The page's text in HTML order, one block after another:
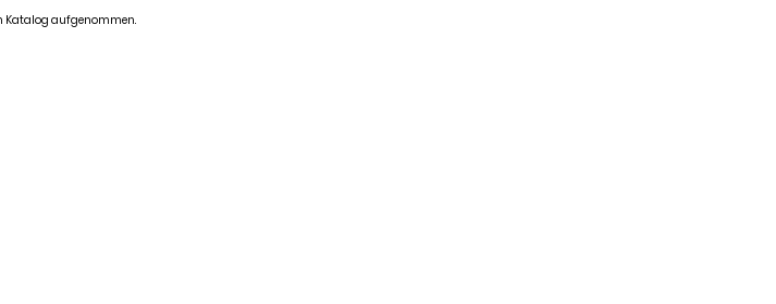
Katalog aufgenommen.